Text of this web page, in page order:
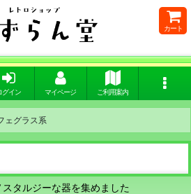
カート
グイン マイページ ご利用案内
ェグラス系
タルジーな器を集めました